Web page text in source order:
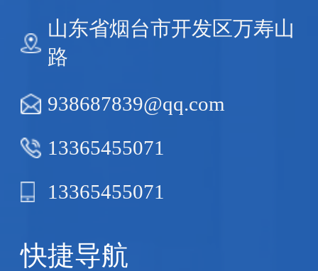
山东省烟台市开发区万寿山
路
938687839@qq.com
13365455071
13365455071
快捷导航